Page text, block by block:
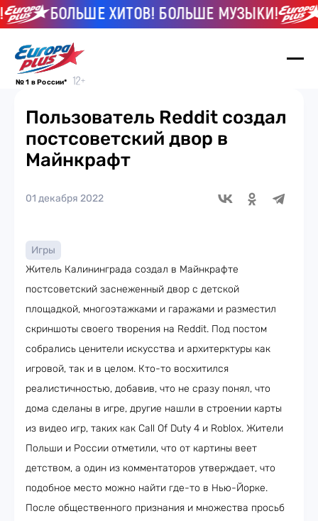
БОЛЬШЕ ХИТОВ! БОЛЬШЕ МУЗЫКИ!
№ 1 в России*
Пользователь Reddit создал
постсоветский двор в
Майнкрафт
01 декабря 2022
Игры
Житель Калининграда создал в Майнкрафте
постсоветский заснеженный двор с детской
площадкой, многоэтажками и гаражами и разместил
скриншоты своего творения на Reddit. Под постом
собрались ценители искусства и архитерктуры как
игровой, так и в целом. Кто-то восхитился
реалистичностью, добавив, что не сразу понял, что
дома сделаны в игре, другие нашли в строении карты
из видео игр, таких как Call Of Duty 4 и Roblox. Жители
Польши и России отметили, что от картины веет
детством, а один из комментаторов утверждает, что
подобное место можно найти где-то в Нью-Йорке.
После общественного признания и множества просьб